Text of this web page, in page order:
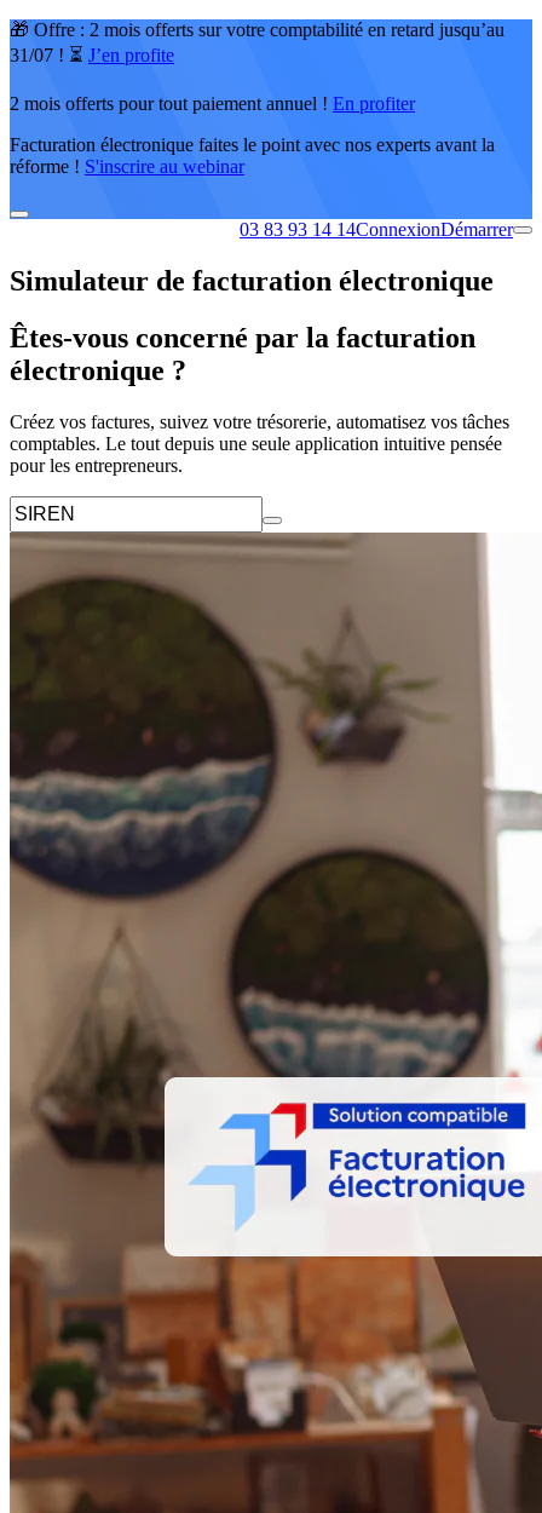
🎁 Offre : 2 mois offerts sur votre comptabilité en retard jusqu’au
31/07 ! ⏳ J’en profite
2 mois offerts pour tout paiement annuel ! En profiter
Facturation électronique faites le point avec nos experts avant la
réforme ! S'inscrire au webinar
03 83 93 14 14ConnexionDémarrer
Simulateur de facturation électronique
Êtes-vous concerné par la facturation
électronique ?
Créez vos factures, suivez votre trésorerie, automatisez vos tâches
comptables. Le tout depuis une seule application intuitive pensée
pour les entrepreneurs.